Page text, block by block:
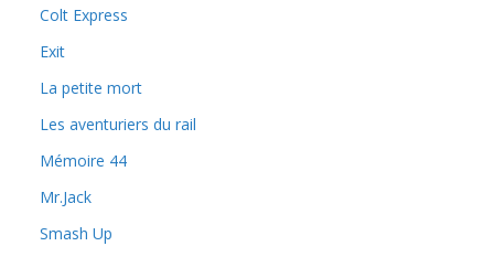
Colt Express
Exit
La petite mort
Les aventuriers du rail
Mémoire 44
Mr.Jack
Smash Up